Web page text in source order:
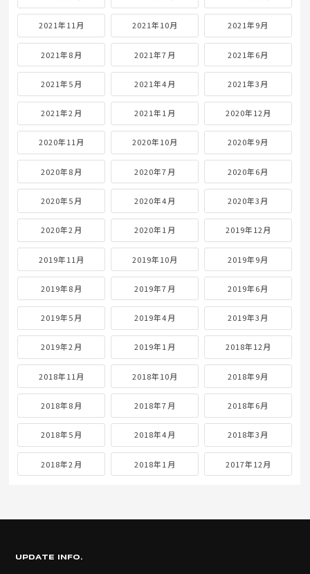
2021年11月 2021年10月 2021年9月
2021年8月 2021年7月 2021年6月
2021年5月 2021年4月 2021年3月
2021年2月 2021年1月 2020年12月
2020年11月 2020年10月 2020年9月
2020年8月 2020年7月 2020年6月
2020年5月 2020年4月 2020年3月
2020年2月 2020年1月 2019年12月
2019年11月 2019年10月 2019年9月
2019年8月 2019年7月 2019年6月
2019年5月 2019年4月 2019年3月
2019年2月 2019年1月 2018年12月
2018年11月 2018年10月 2018年9月
2018年8月 2018年7月 2018年6月
2018年5月 2018年4月 2018年3月
2018年2月 2018年1月 2017年12月
UPDATE INFO.